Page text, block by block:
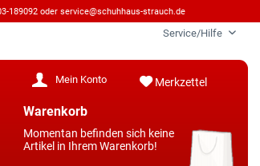
189092 oder service@schuhhaus-strauch.de
Service/Hilfe
Merkzettel
Mein Konto
Warenkorb
Momentan befinden sich keine
Artikel in Ihrem Warenkorb!